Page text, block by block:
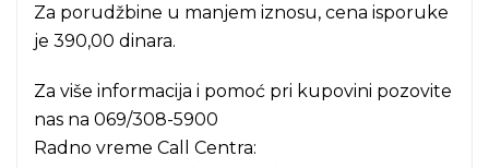
Za porudžbine u manjem iznosu, cena isporuke
je 390,00 dinara.
Za više informacija i pomoć pri kupovini pozovite
nas na 069/308-5900
Radno vreme Call Centra: